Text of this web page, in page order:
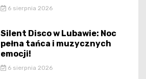
6 sierpnia 2026
Silent Disco w Lubawie: Noc
pełna tańca i muzycznych
emocji!
6 sierpnia 2026